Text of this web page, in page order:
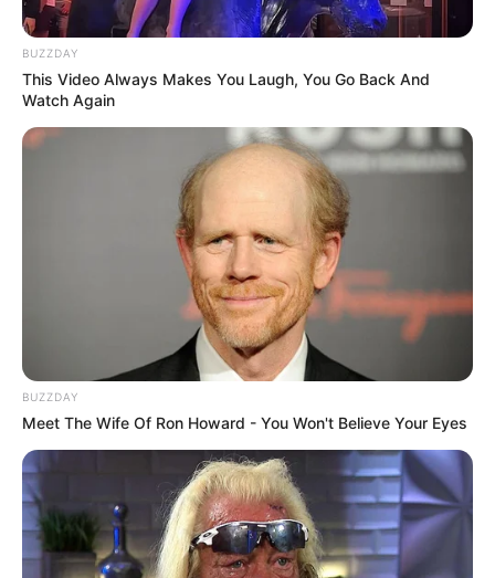
Serem! 9 Chat Ojek Online &
Pelanggan Ini Bikin Auto
Merinding
BUZZDAY
This Video Always Makes You Laugh, You Go Back And
Watch Again
BUZZDAY
Meet The Wife Of Ron Howard - You Won't Believe Your Eyes